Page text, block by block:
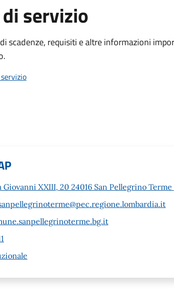
servizio
scadenze, requisiti e altre informazioni
Giovanni XXIII, 20 24016 San Pellegrino Terme